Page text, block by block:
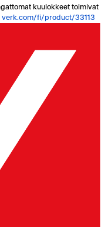
kuulokkeet toimivat
verk.com/fi/product/33113